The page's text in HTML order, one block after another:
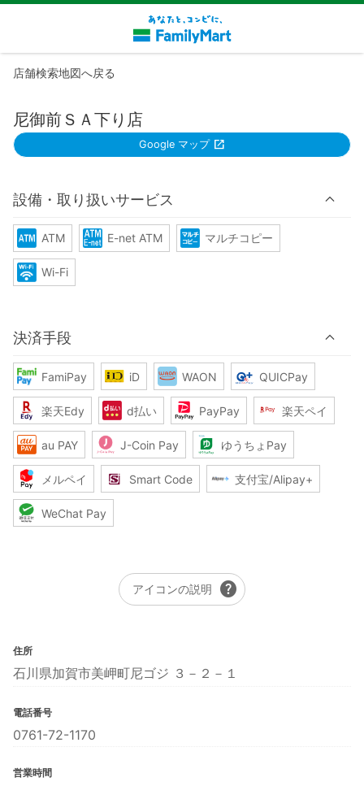
店舗検索地図へ戻る
尼御前ＳＡ下り店
Google マップ
設備・取り扱いサービス
ATM E-net ATM マルチコピー
Wi-Fi
決済手段
FamiPay iD WAON QUICPay
楽天Edy d払い PayPay 楽天ペイ
au PAY J-Coin Pay ゆうちょPay
メルペイ Smart Code 支付宝/Alipay+
WeChat Pay
アイコンの説明 help
住所
石川県加賀市美岬町尼ゴジ ３－２－１
電話番号
0761-72-1170
営業時間